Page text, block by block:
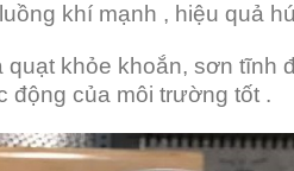
khí mạnh , hiệu quả
quạt khỏe khoắn, sơn tĩnh
động của môi trường tốt .